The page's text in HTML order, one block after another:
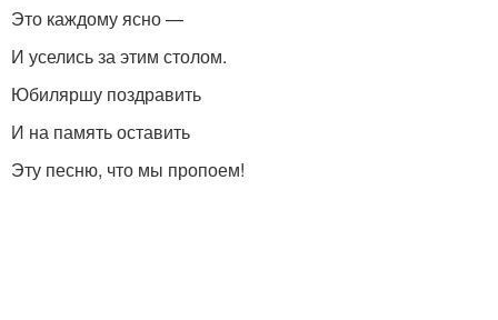
Это каждому ясно —
И уселись за этим столом.
Юбиляршу поздравить
И на память оставить
Эту песню, что мы пропоем!